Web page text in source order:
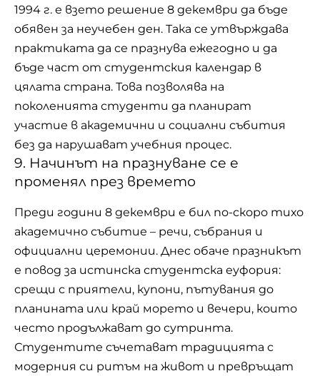
1994 г. е взето решение 8 декември да бъде
обявен за неучебен ден. Така се утвърждава
практиката да се празнува ежегодно и да
бъде част от студентския календар в
цялата страна. Това позволява на
поколенията студенти да планират
участие в академични и социални събития
без да нарушават учебния процес.
9. Начинът на празнуване се е
променял през времето
Преди години 8 декември е бил по-скоро тихо
академично събитие – речи, събрания и
официални церемонии. Днес обаче празникът
е повод за истинска студентска еуфория:
срещи с приятели, купони, пътувания до
планината или край морето и вечери, които
често продължават до сутринта.
Студентите съчетават традицията с
модерния си ритъм на живот и превръщат